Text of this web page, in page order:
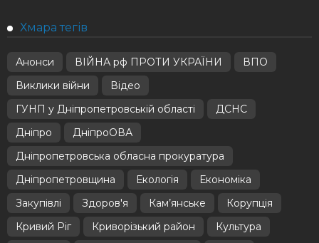
Хмара тегів
Анонси ВІЙНА рф ПРОТИ УКРАЇНИ
ВПО
Виклики війни
Відео
ГУНП у Дніпропетровській області
ДСНС
Дніпро
ДніпроОВА
Дніпропетровська обласна прокуратура
Дніпропетровщина
Екологія
Економіка
Закупівлі
Здоров'я Кам’янське
Корупція
Кривий Ріг
Криворізький район
Культура